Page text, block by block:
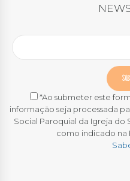
*Ao submeter este
informação seja processada
Social Paroquial da Igreja do
como indicado na